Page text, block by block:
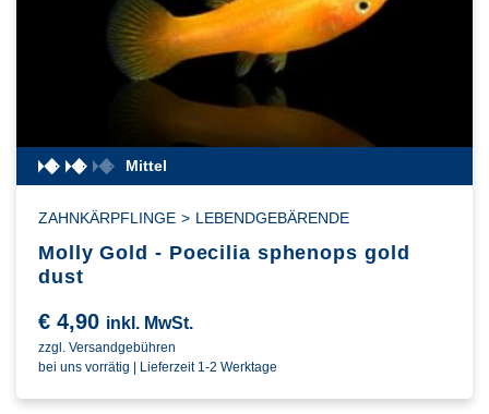
Mittel
ZAHNKÄRPFLINGE > LEBENDGEBÄRENDE
Molly Gold - Poecilia sphenops gold
dust
€ 4,90 inkl. MwSt.
zzgl. Versandgebühren
bei uns vorrätig | Lieferzeit 1-2 Werktage